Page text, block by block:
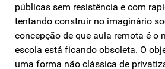
públicas sem resistência e com
tentando construir no imaginário
concepção de que aula remota é o
escola está ficando obsoleta. O
uma forma não clássica de